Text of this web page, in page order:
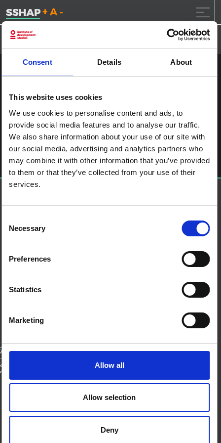
Consent Details About
This website uses cookies
We use cookies to personalise content and ads, to
provide social media features and to analyse our traffic.
We also share information about your use of our site with
our social media, advertising and analytics partners who
may combine it with other information that you’ve provided
to them or that they’ve collected from your use of their
services.
Selection
Necessary
Preferences
Statistics
Marketing
Allow all
Allow selection
Deny
تقليل حجم الخط.
إعادة ضبط حجم
زيادة حجم
الى المحتوى
ssia_admin
آخر الملاحة
Famine in the Twentieth Century
اترك تعليقاً
يجب أنت تكونمسجل الدخوللتضيف تعليقاً.
من نحن
اتصل بنا
ملفات تعريف الارتباط على هذا الموقع
بلو سكاي
صفحة لينكدان
منتدى SSHAP
الممولين